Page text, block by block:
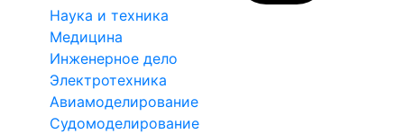
Наука и техника
Медицина
Инженерное дело
Электротехника
Авиамоделирование
Судомоделирование